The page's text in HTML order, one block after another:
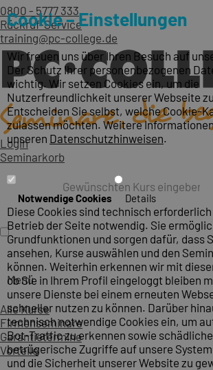
0800 - 5777 333
Rückruf-Service
training@pc-college.de
Login
Seminarkorb
Menü
Alle Kurse
Firmenseminare
Garantietermine
Vorteile
Cookie – Einstellungen
Wir freuen uns über Ihren Besuch auf
Der Schutz Ihrer personenbezogenen
wichtig. Wir setzen Cookies ein, um die
Nutzerfreundlichkeit unserer Webseite
Entscheiden Sie selbst, welche Cookie-
zulassen möchten. Weitere
unseren Datenschutzhinweisen.
Notwendige Cookies Details
Diese Cookies sind technisch
Betrieb der Seite notwendig. Sie
Grundfunktionen und sorgen dafür, dass
ansehen, Kurse auswählen und den
können. Weiterhin erkennen wir mit
ob Sie in Ihrem Profil eingeloggt bleiben
unsere Dienste bei einem erneuten
schneller nutzen zu können. Darüber
technisch notwendige Cookies ein, um
Bot-Traffic zu erkennen sowie
betrügerische Zugriffe auf unsere
und die Sicherheit unserer Website zu